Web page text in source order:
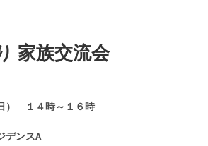
家族交流会
） １４時～１６時
デンスA